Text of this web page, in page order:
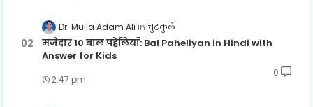
Dr. Mulla Adam Ali चुटकुले
मजेदार 10 बाल पहेलियाँ: Bal Paheliyan in Hindi with
Answer for Kids
2:47 pm
0